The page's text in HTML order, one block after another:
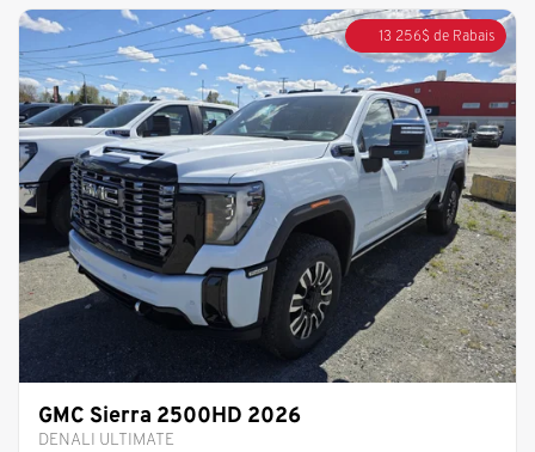
13 256$ de Rabais
GMC Sierra 2500HD 2026
DENALI ULTIMATE